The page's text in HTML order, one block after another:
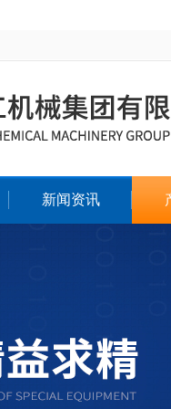
新闻资讯